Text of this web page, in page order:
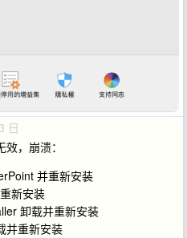
日
，崩溃：
并重新安装
新安装
卸载并重新安装
并重新安装